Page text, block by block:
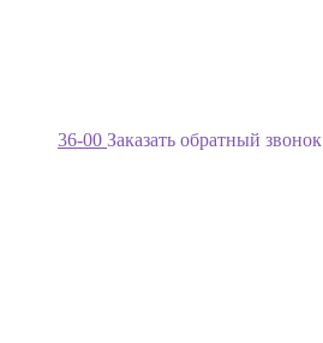
36-00 Заказать обратный звонок